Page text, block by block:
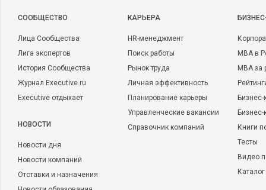
CООБЩЕСТВО
Лица Сообщества
Лига экспертов
История Сообщества
Журнал Executive.ru
Executive отдыхает
НОВОСТИ
Новости дня
Новости компаний
Отставки и назначения
КАРЬЕРА
HR-менеджмент
Поиск работы
Рынок труда
Личная эффективность
Планирование карьеры
Управленческие вакансии
Справочник компаний
MBA в
MBA
Бизнес-
Книги
Тесты
Видео